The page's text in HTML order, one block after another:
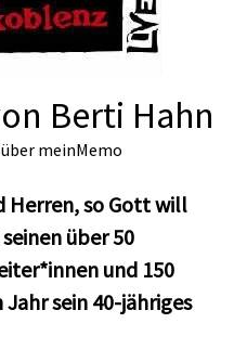
Berti Hahn
meinMemo
Herren, so Gott will
über 50
und 150
sein 40-jähriges